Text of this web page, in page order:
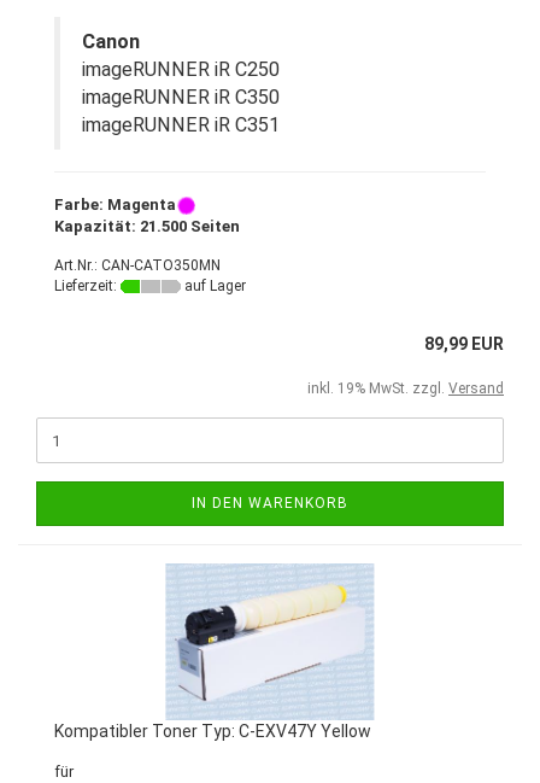
Canon
imageRUNNER iR C250
imageRUNNER iR C350
imageRUNNER iR C351
Farbe: Magenta
Kapazität: 21.500 Seiten
Art.Nr.: CAN-CATO350MN
Lieferzeit:
auf Lager
89,99 EUR
inkl. 19% MwSt. zzgl. Versand
IN DEN WARENKORB
Kompatibler Toner Typ: C-EXV47Y Yellow
für